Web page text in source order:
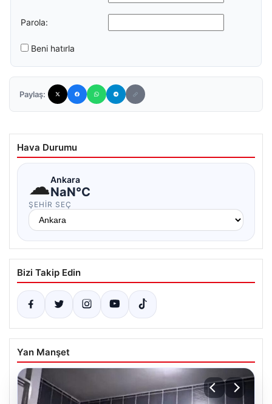
Parola:
Beni hatırla
Paylaş:
Hava Durumu
☁Ankara
NaN°C
ŞEHIR SEÇ
Bizi Takip Edin
Yan Manşet